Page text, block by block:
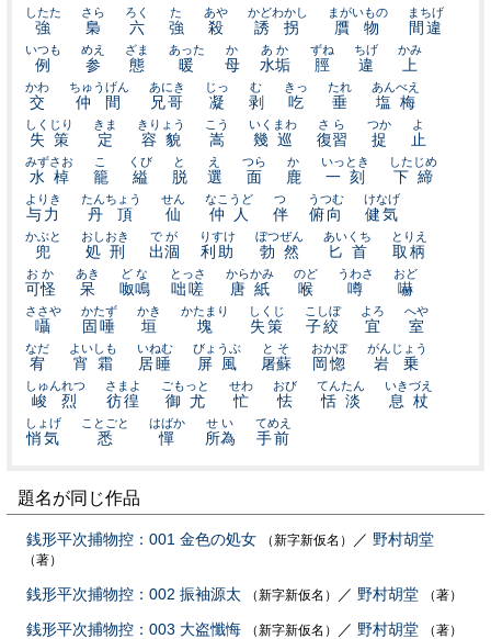
強
したた
梟
さら
六
ろく
強
た
殺
あや
誘拐
かどわかし
贋物
まがいもの
間違
まちげ
例
いつも
参
めえ
態
ざま
暖
あった
母
か
水垢
あか
脛
ずね
違
ちげ
上
かみ
交
かわ
仲間
ちゅうげん
兄哥
あにき
凝
じっ
剥
む
吃
きっ
垂
たれ
塩梅
あんべえ
失策
しくじり
定
きま
容貌
きりょう
嵩
こう
幾巡
いくまわ
復習
さら
捉
つか
止
よ
水棹
みずさお
籠
こ
縊
くび
脱
と
選
え
面
つら
鹿
か
一刻
いっとき
下締
したじめ
与力
よりき
丹頂
たんちょう
仙
せん
仲人
なこうど
伴
つ
俯向
うつむ
健気
けなげ
兜
かぶと
処刑
おしおき
出涸
でが
利助
りすけ
勃然
ぼつぜん
匕首
あいくち
取柄
とりえ
可怪
おか
呆
あき
呶鳴
どな
咄嗟
とっさ
唐紙
からかみ
喉
のど
噂
うわさ
嚇
おど
囁
ささや
固唾
かたず
垣
かき
塊
かたまり
失策
しくじ
子絞
こしぼ
宜
よろ
室
へや
宥
なだ
宵霜
よいしも
居睡
いねむ
屏風
びょうぶ
屠蘇
とそ
岡惚
おかぼ
岩乗
がんじょう
峻烈
しゅんれつ
彷徨
さまよ
御尤
ごもっと
忙
せわ
怯
おび
恬淡
てんたん
息杖
いきづえ
悄気
しょげ
悉
ことごと
憚
はばか
所為
せい
手前
てめえ
題名が同じ作品
銭形平次捕物控：001 金色の処女 （新字新仮名） ／ 野村胡堂
（著）
銭形平次捕物控：002 振袖源太 （新字新仮名） ／ 野村胡堂 （著）
銭形平次捕物控：003 大盗懺悔 （新字新仮名） ／ 野村胡堂 （著）